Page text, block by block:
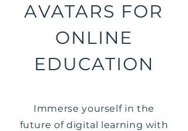
AVATARS FOR
ONLINE
EDUCATION
Immerse yourself in the
future of digital learning with